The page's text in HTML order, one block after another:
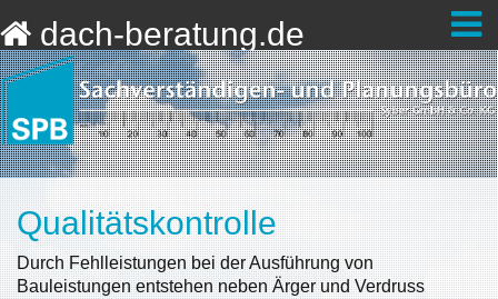
dach-beratung.de
Qualitätskontrolle
Durch Fehlleistungen bei der Ausführung von
Bauleistungen entstehen neben Ärger und Verdruss